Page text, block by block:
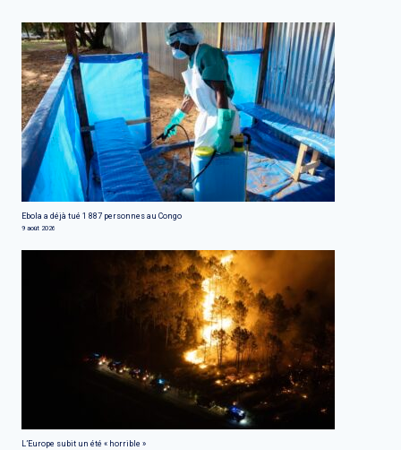
Ebola a déjà tué 1 887 personnes au Congo
9 août 2026
L’Europe subit un été « horrible »